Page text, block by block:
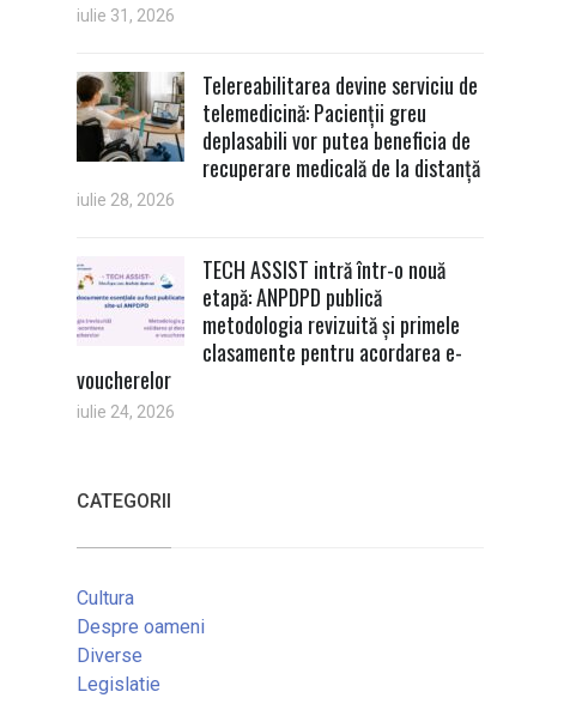
iulie 31, 2026
Telereabilitarea devine serviciu de
telemedicină: Pacienții greu
deplasabili vor putea beneficia de
recuperare medicală de la distanță
iulie 28, 2026
TECH ASSIST intră într-o nouă
etapă: ANPDPD publică
metodologia revizuită și primele
clasamente pentru acordarea e-
voucherelor
iulie 24, 2026
CATEGORII
Cultura
Despre oameni
Diverse
Legislatie